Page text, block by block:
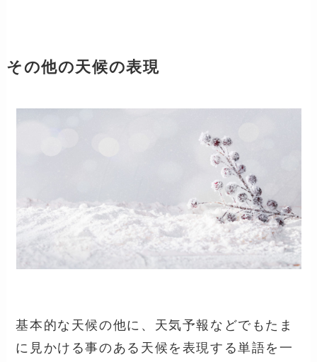
その他の天候の表現
基本的な天候の他に、天気予報などでもたま
に見かける事のある天候を表現する単語を一